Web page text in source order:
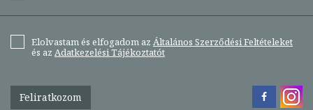
Elolvastam és elfogadom az Általános Szerződési Feltételeket
és az Adatkezelési Tájékoztatót
Feliratkozom